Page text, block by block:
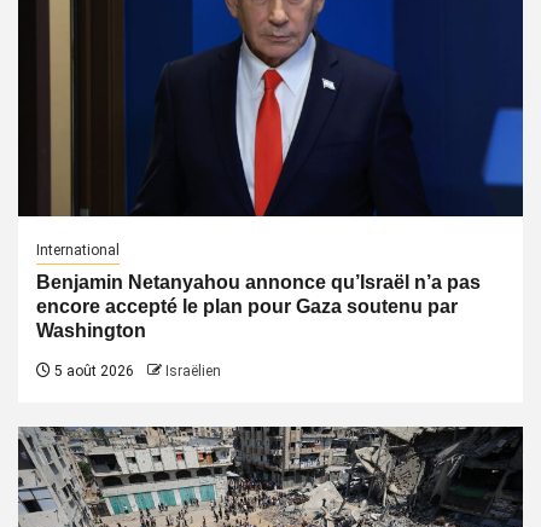
International
Benjamin Netanyahou annonce qu’Israël n’a pas
encore accepté le plan pour Gaza soutenu par
Washington
5 août 2026 Israëlien